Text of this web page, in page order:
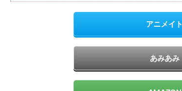
アニメイト
あみあみ